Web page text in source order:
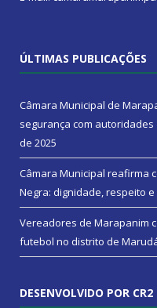
ÚLTIMAS PUBLICAÇÕES
Câmara Municipal de
segurança com
de 2025
Câmara Municipal reafirma
Negra: dignidade, respeito
Vereadores de Marapanim
futebol no distrito de
DESENVOLVIDO POR CR2